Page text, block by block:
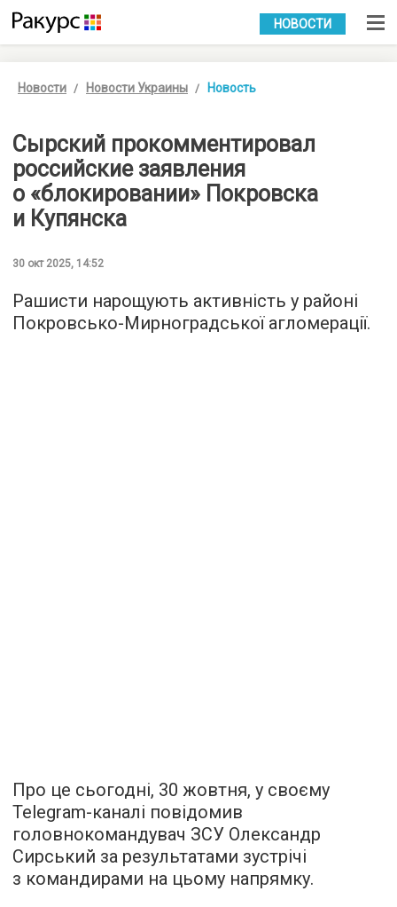
УКР РУС
НОВОСТИ
Новости Новости Украины Новость
Сырский прокомментировал
российские заявления
о «блокировании» Покровска
и Купянска
30 окт 2025, 14:52
Рашисти нарощують активність у районі
Покровсько-Мирноградської агломерації.
Про це сьогодні, 30 жовтня, у своєму
Telegram-каналі повідомив
головнокомандувач ЗСУ Олександр
Сирський за результатами зустрічі
з командирами на цьому напрямку.